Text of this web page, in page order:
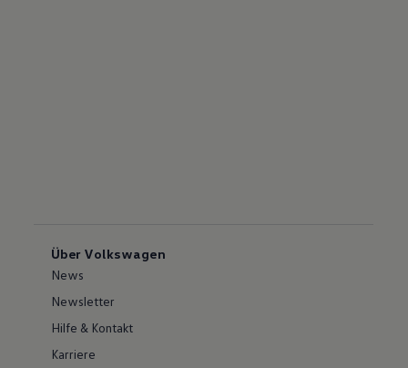
Über Volkswagen
News
Newsletter
Hilfe & Kontakt
Karriere